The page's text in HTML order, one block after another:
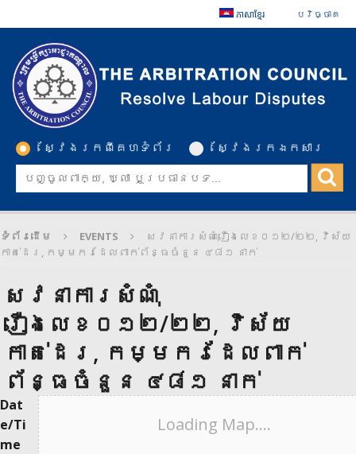
ភាសាខ្មែរ បរិច្ចាគ
ស្វែងរកពីគេហទំព័រ ស្វែងរកឯកសារ
ទំព័រដើម EVENTS
សវនាការសំណុំរឿងលេខ០១២/២២, វិស័យ
កាត់ដេរ, កម្មករដែលពាក់ព័ន្ធចំនួន ៤៨១ នាក់
សវនាការសំណុំ
រឿងលេខ០១២/២២, វិស័យ
កាត់ដេរ, កម្មករដែលពាក់
ព័ន្ធចំនួន ៤៨១ នាក់
Loading Map....
Dat
e/Ti
me